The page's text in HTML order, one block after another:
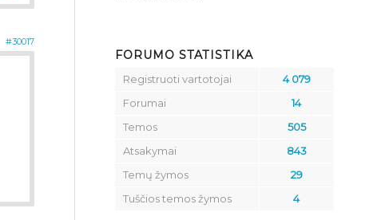
#30017
FORUMO STATISTIKA
Registruoti vartotojai
4 079
Forumai
14
Temos
505
Atsakymai
843
Temų žymos
29
Tuščios temos žymos
4